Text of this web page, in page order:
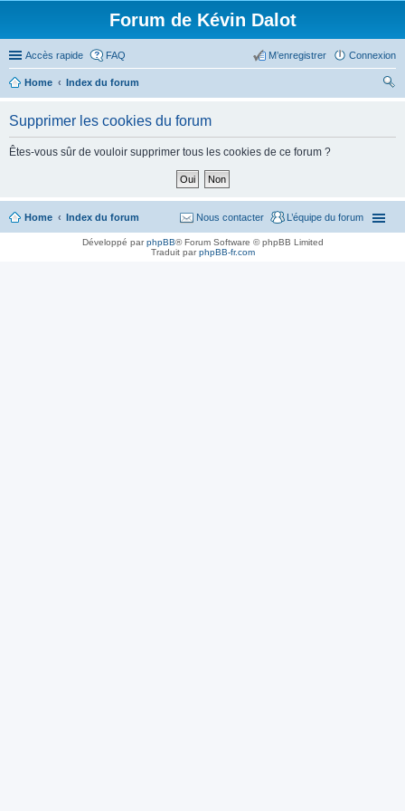
Forum de Kévin Dalot
Accès rapide FAQ Connexion
M’enregistrer
Home
Index du forum
Supprimer les cookies du forum
Êtes-vous sûr de vouloir supprimer tous les cookies de ce forum ?
Home Index du forum L’équipe du forum
Nous contacter
Développé parphpBB® Forum Software © phpBB Limited
Traduit parphpBB-fr.com